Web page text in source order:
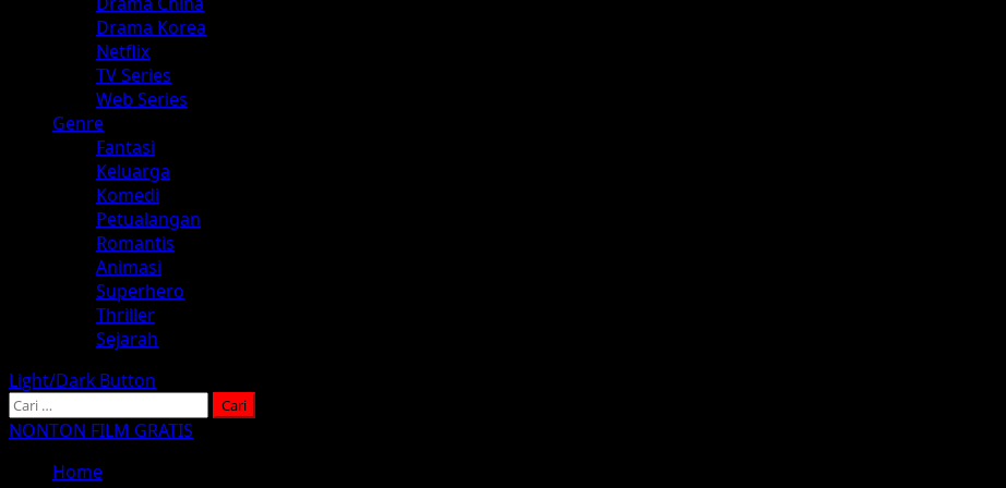
Drama Korea
Netflix
TV Series
Web Series
Genre
Fantasi
Keluarga
Komedi
Petualangan
Romantis
Animasi
Superhero
Thriller
Sejarah
Light/Dark Button
Cari
untuk:
NONTON FILM GRATIS
Home